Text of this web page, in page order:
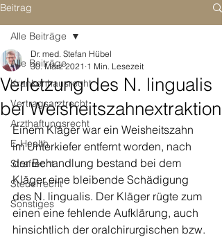
Beitrag
Alle Beiträge
Krankenhausrecht
Vertragsarztrecht
Arzthaftungsrecht
E-Health
Strafrecht
Steuerrecht
Sonstiges
Alle Beiträge
Verletzung des N. lingualis
bei Weisheitszahnextraktion
Dr. med. Stefan Hübel
30. März 2021 1 Min. Lesezeit
Einem Kläger war ein Weisheitszahn
im Unterkiefer entfernt worden, nach
der Behandlung bestand bei dem
Kläger eine bleibende Schädigung
des N. lingualis. Der Kläger rügte zum
einen eine fehlende Aufklärung, auch
hinsichtlich der oralchirurgischen bzw.